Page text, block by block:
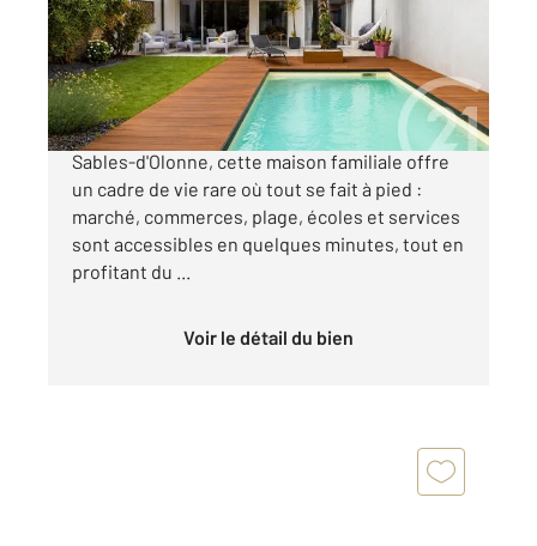
Maison à vendre
1 210 000 €
Située dans le très prisé quartier Arago aux
Sables-d'Olonne, cette maison familiale offre
un cadre de vie rare où tout se fait à pied :
marché, commerces, plage, écoles et services
sont accessibles en quelques minutes, tout en
profitant du ...
Voir le détail du bien